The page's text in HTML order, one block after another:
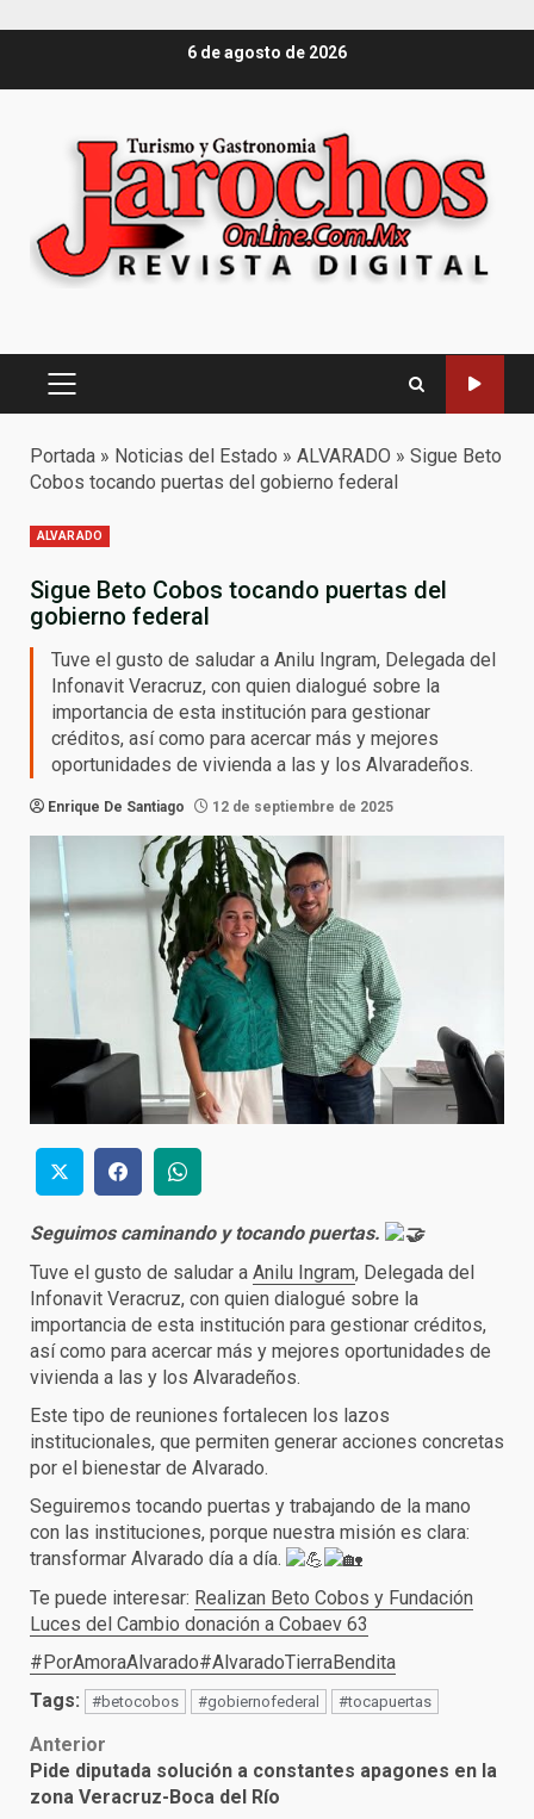
contenido
6 de agosto de 2026
Menú
principal
Portada » Noticias del Estado » ALVARADO » Sigue Beto
Cobos tocando puertas del gobierno federal
ALVARADO
Sigue Beto Cobos tocando puertas del
gobierno federal
Tuve el gusto de saludar a Anilu Ingram, Delegada del
Infonavit Veracruz, con quien dialogué sobre la
importancia de esta institución para gestionar
créditos, así como para acercar más y mejores
oportunidades de vivienda a las y los Alvaradeños.
Enrique De Santiago 12 de septiembre de 2025
Seguimos caminando y tocando puertas.
Tuve el gusto de saludar a Anilu Ingram, Delegada del
Infonavit Veracruz, con quien dialogué sobre la
importancia de esta institución para gestionar créditos,
así como para acercar más y mejores oportunidades de
vivienda a las y los Alvaradeños.
Este tipo de reuniones fortalecen los lazos
institucionales, que permiten generar acciones concretas
por el bienestar de Alvarado.
Seguiremos tocando puertas y trabajando de la mano
con las instituciones, porque nuestra misión es clara:
transformar Alvarado día a día.
Te puede interesar: Realizan Beto Cobos y Fundación
Luces del Cambio donación a Cobaev 63
#PorAmoraAlvarado#AlvaradoTierraBendita
Tags:
#betocobos #gobiernofederal #tocapuertas
Post
navigation
Anterior
Pide diputada solución a constantes apagones en la
zona Veracruz-Boca del Río